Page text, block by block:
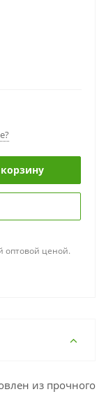
оптовой ценой.
из прочного